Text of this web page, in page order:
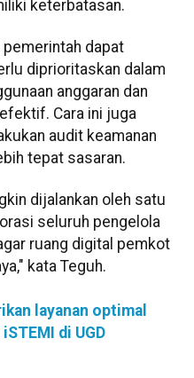
keterbatasan.
dapat
diprioritaskan dalam
anggaran dan
Cara ini juga
audit keamanan
tepat sasaran.
dijalankan oleh satu
seluruh pengelola
ruang digital pemkot
kata Teguh.
layanan optimal
di UGD